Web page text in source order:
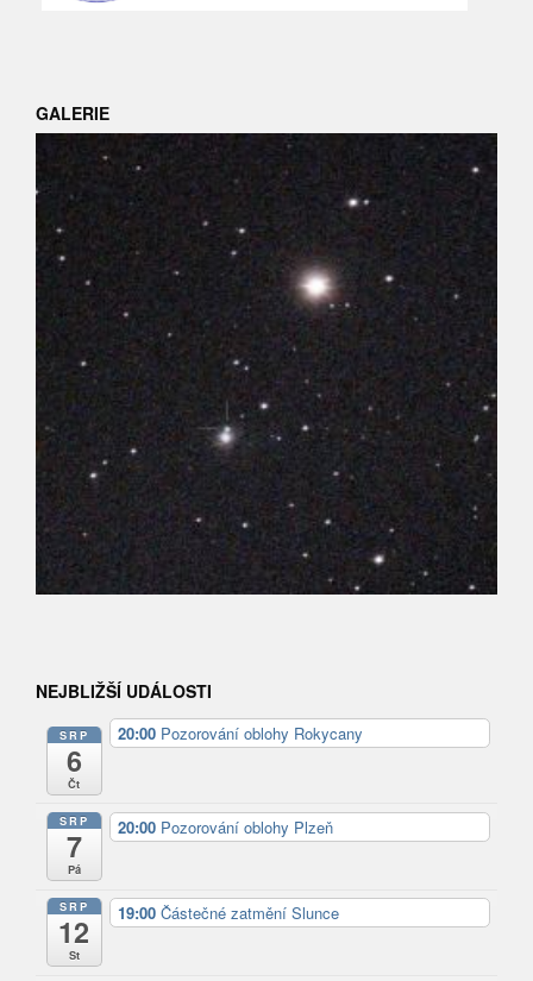
GALERIE
NEJBLIŽŠÍ UDÁLOSTI
SRP
6
Čt
20:00 Pozorování oblohy Rokycany
SRP
7
Pá
20:00 Pozorování oblohy Plzeň
SRP
12
St
19:00 Částečné zatmění Slunce